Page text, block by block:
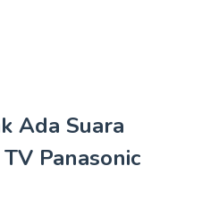
Ada Suara
Panasonic